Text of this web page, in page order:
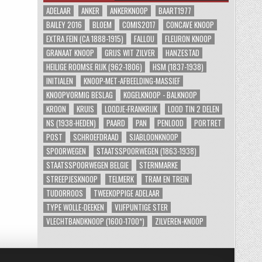
ADELAAR ANKER ANKERKNOOP
BAART1977
BAILEY 2016
BLOEM COMIS2017
CONCAVE KNOOP
EXTRA FEIN (CA 1888-1915)
FALLOU
FLEURON KNOOP
GRANAAT KNOOP
GRIJS WIT ZILVER
HANZESTAD
HEILIGE ROOMSE RIJK (962-1806)
HSM (1837-1938)
INITIALEN
KNOOP-MET-AFBEELDING-MASSIEF
KNOOPVORMIG BESLAG
KOGELKNOOP - BALKNOOP
KROON
KRUIS LOODJE-FRANKRIJK
LOOD TIN 2 DELEN
NS (1938-HEDEN)
PAARD PAN PENLOOD
PORTRET
POST
SCHROEFDRAAD
SJABLOONKNOOP
SPOORWEGEN
STAATSSPOORWEGEN (1863-1938)
STAATSSPOORWEGEN BELGIE
STERNMARKE
STREEPJESKNOOP
TELMERK
TRAM EN TREIN
TUDORROOS
TWEEKOPPIGE ADELAAR
TYPE WOLLE-DEEKEN
VIJFPUNTIGE STER
VLECHTBANDKNOOP (1600-1700*)
ZILVEREN-KNOOP